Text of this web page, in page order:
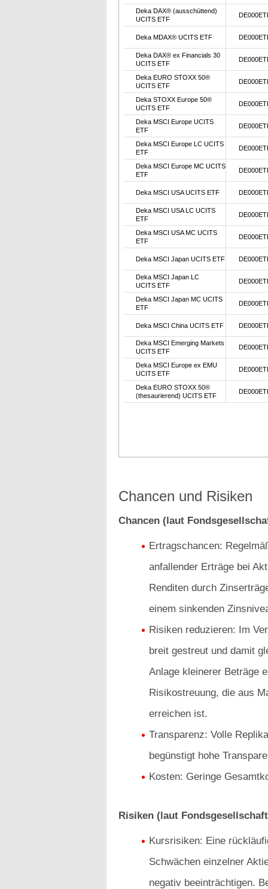
Deka DAX® (ausschüttend)
UCITS ETF
Deka MDAX® UCITS ETF
Deka DAX® ex Financials 30
UCITS ETF
Deka EURO STOXX 50®
UCITS ETF
Deka STOXX Europe 50®
UCITS ETF
Deka MSCI Europe UCITS
ETF
Deka MSCI Europe LC UCITS
ETF
Deka MSCI Europe MC UCITS
ETF
Deka MSCI USA UCITS ETF
Deka MSCI USA LC UCITS
ETF
Deka MSCI USA MC UCITS
ETF
Deka MSCI Japan UCITS ETF
Deka MSCI Japan LC
UCITS ETF
Deka MSCI Japan MC UCITS
ETF
Deka MSCI China UCITS ETF
Deka MSCI Emerging Markets
UCITS ETF
Deka MSCI Europe ex EMU
UCITS ETF
Deka EURO STOXX 50®
(thesaurierend) UCITS ETF
Chancen und Risiken
Chancen (laut
Ertragschancen:
anfallender Erträge bei
Renditen durch
einem sinkenden
Risiken reduzieren: Im
breit gestreut und damit
Anlage kleinerer Beträge
Risikostreuung, die aus
erreichen ist.
Transparenz: Volle
begünstigt hohe
Kosten: Geringe
Risiken (laut
Kursrisiken: Eine
Schwächen einzelner
negativ beeinträchtigen.